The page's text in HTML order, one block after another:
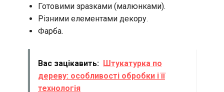
Готовими зразками (малюнками).
Різними елементами декору.
Фарба.
Вас зацікавить: Штукатурка по
дереву: особливості обробки і її
технологія